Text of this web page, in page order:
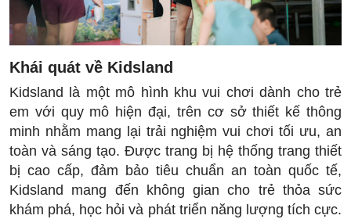
Khái quát về Kidsland
Kidsland là một mô hình khu vui chơi dành cho trẻ
em với quy mô hiện đại, trên cơ sở thiết kế thông
minh nhằm mang lại trải nghiệm vui chơi tối ưu, an
toàn và sáng tạo. Được trang bị hệ thống trang thiết
bị cao cấp, đảm bảo tiêu chuẩn an toàn quốc tế,
Kidsland mang đến không gian cho trẻ thỏa sức
khám phá, học hỏi và phát triển năng lượng tích cực.